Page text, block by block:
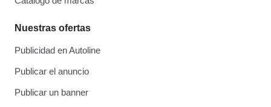
Nuestras ofertas
Publicidad en Autoline
Publicar el anuncio
Publicar un banner